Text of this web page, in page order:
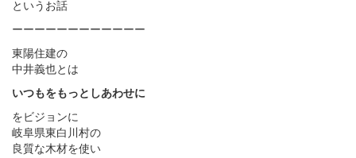
というお話
ーーーーーーーーーーーー
東陽住建の
中井義也とは
いつもをもっとしあわせに
をビジョンに
岐阜県東白川村の
良質な木材を使い